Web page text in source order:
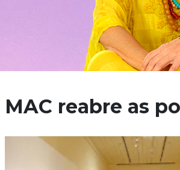
MAC reabre as